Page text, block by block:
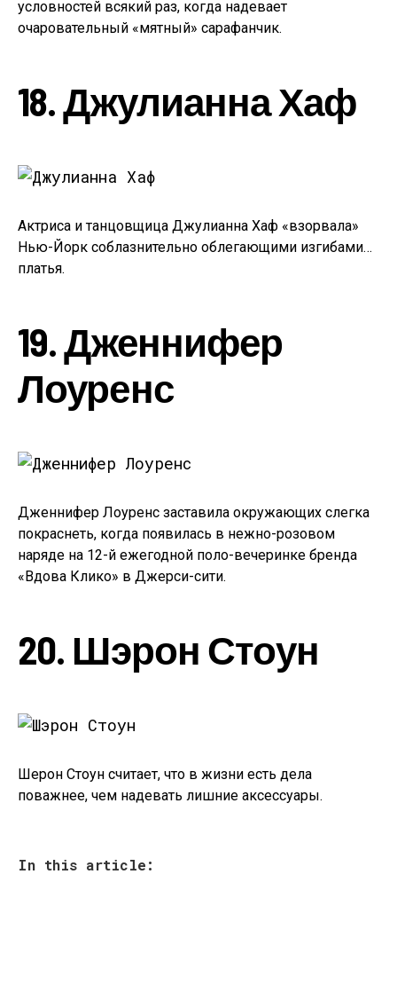
условностей всякий раз, когда надевает
очаровательный «мятный» сарафанчик.
18. Джулианна Хаф
Актриса и танцовщица Джулианна Хаф «взорвала»
Нью-Йорк соблазнительно облегающими изгибами…
платья.
19. Дженнифер
Лоуренс
Дженнифер Лоуренс заставила окружающих слегка
покраснеть, когда появилась в нежно-розовом
наряде на 12-й ежегодной поло-вечеринке бренда
«Вдова Клико» в Джерси-сити.
20. Шэрон Стоун
Шерон Стоун считает, что в жизни есть дела
поважнее, чем надевать лишние аксессуары.
In this article: